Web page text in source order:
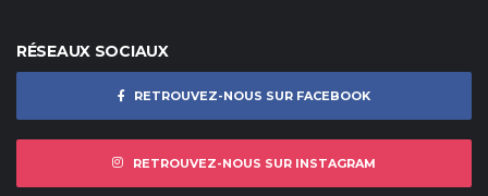
RÉSEAUX SOCIAUX
RETROUVEZ-NOUS SUR FACEBOOK
RETROUVEZ-NOUS SUR INSTAGRAM